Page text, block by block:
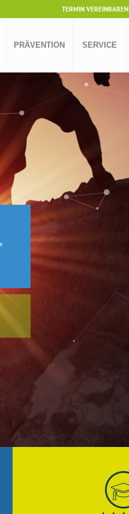
TERMIN VEREINBAREN
PRÄVENTION SERVICE